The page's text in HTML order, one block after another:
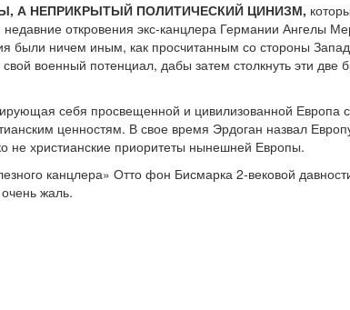
А НЕПРИКРЫТЫЙ ПОЛИТИЧЕСКИЙ ЦИНИЗМ,
откровения экс-канцлера Германии Ангелы
были ничем иным, как просчитанным со стороны
военный потенциал, дабы затем столкнуть эти
себя просвещенной и цивилизованной Европа
ценностям. В свое время Эрдоган назвал
не христианские приоритеты нынешней Европы.
канцлера» Отто фон Бисмарка 2-вековой
жаль.